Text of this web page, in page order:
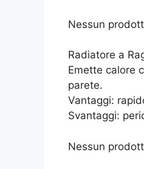
Nessun
Radiatore a
Emette calore
parete.
Vantaggi:
Svantaggi:
Nessun